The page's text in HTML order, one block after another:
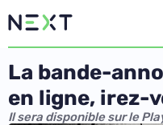
La bande-
en ligne, irez-
Il sera disponible sur le